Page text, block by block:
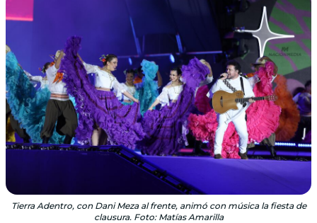
Tierra Adentro, con Dani Meza al frente, animó con música la fiesta de
clausura. Foto: Matías Amarilla